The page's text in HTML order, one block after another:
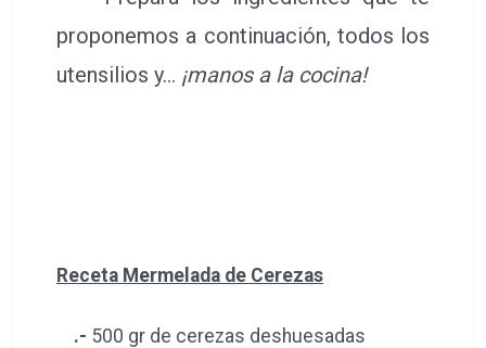
proponemos a continuación, todos los
utensilios y… ¡manos a la cocina!
Receta Mermelada de Cerezas
.- 500 gr de cerezas deshuesadas